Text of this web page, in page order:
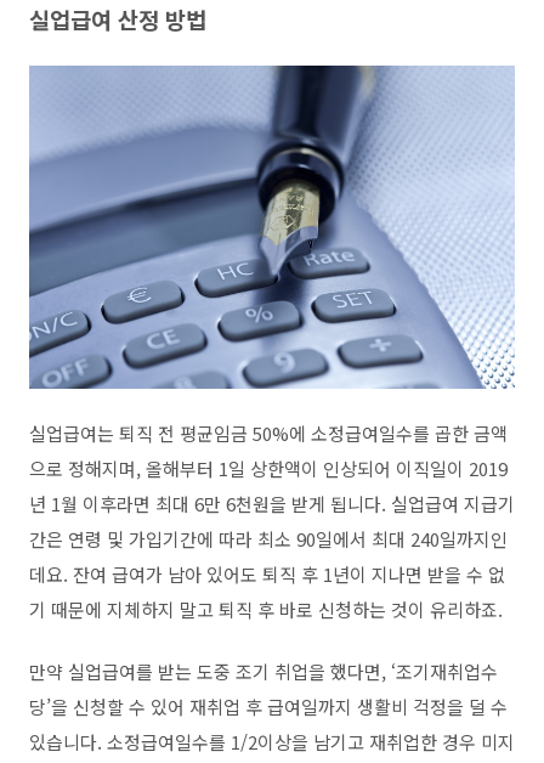
실업급여 산정 방법
실업급여는 퇴직 전 평균임금 50%에 소정급여일수를 곱한 금액
으로 정해지며, 올해부터 1일 상한액이 인상되어 이직일이 2019
년 1월 이후라면 최대 6만 6천원을 받게 됩니다. 실업급여 지급기
간은 연령 및 가입기간에 따라 최소 90일에서 최대 240일까지인
데요. 잔여 급여가 남아 있어도 퇴직 후 1년이 지나면 받을 수 없
기 때문에 지체하지 말고 퇴직 후 바로 신청하는 것이 유리하죠.
만약 실업급여를 받는 도중 조기 취업을 했다면, ‘조기재취업수
당’을 신청할 수 있어 재취업 후 급여일까지 생활비 걱정을 덜 수
있습니다. 소정급여일수를 1/2이상을 남기고 재취업한 경우 미지